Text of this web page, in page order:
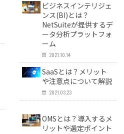
ビジネスインテリジェ
ンス(BI)とは？
NetSuiteが提供するデ
ータ分析プラットフォ
ーム
2021.10.14
SaaSとは？メリット
や注意点について解説
2021.03.23
OMSとは？導入するメ
リットや選定ポイント